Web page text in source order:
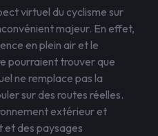
virtuel du cyclisme sur
majeur. En effet,
en plein air et le
pourraient trouver que
ne remplace pas la
sur des routes réelles.
extérieur et
et des paysages